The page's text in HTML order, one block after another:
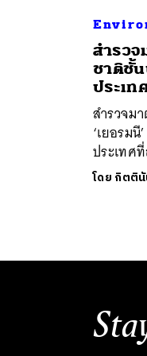
สำรวจ
ชาติชั้น
ประเท
สำรวจม
‘เยอรม
ประเทศ
โดย กิตติ